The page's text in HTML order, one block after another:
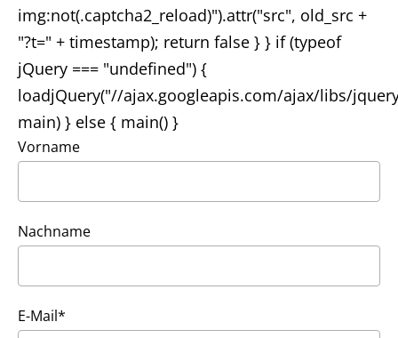
img:not(.captcha2_reload)").attr("src", old_src +
"?t=" + timestamp); return false } } if (typeof
jQuery === "undefined") {
loadjQuery("//ajax.googleapis.com/ajax/libs/
main) } else { main() }
Vorname
Nachname
E-Mail*